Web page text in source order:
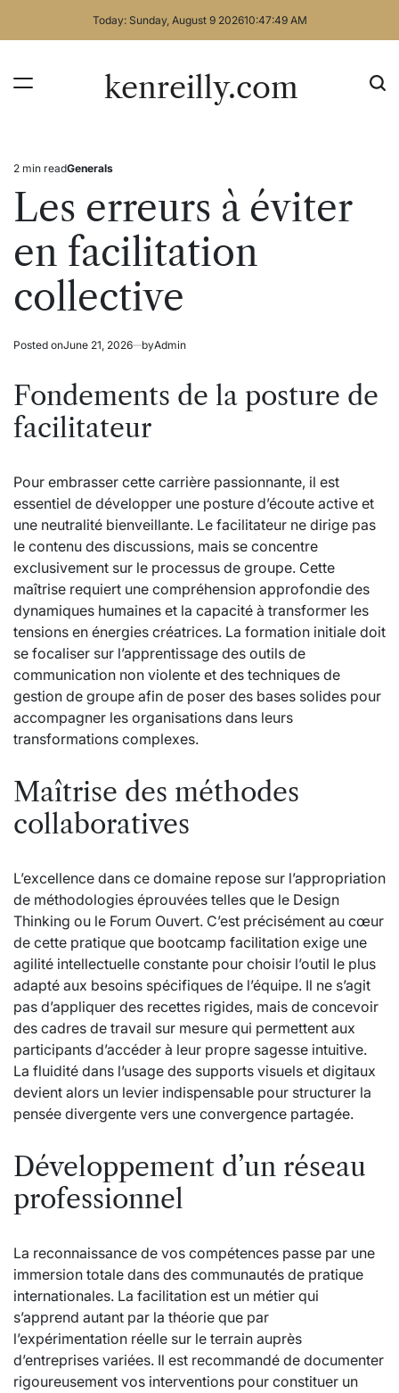
Today: Sunday, August 9 202610:47:50 AM
kenreilly.com
Estimated
read
2 min readPosted
Generals
Les erreurs à éviter
en facilitation
collective
Posted onJune 21, 2026 byAdmin
Fondements de la posture de
facilitateur
Pour embrasser cette carrière passionnante, il est
essentiel de développer une posture d’écoute active et
une neutralité bienveillante. Le facilitateur ne dirige pas
le contenu des discussions, mais se concentre
exclusivement sur le processus de groupe. Cette
maîtrise requiert une compréhension approfondie des
dynamiques humaines et la capacité à transformer les
tensions en énergies créatrices. La formation initiale doit
se focaliser sur l’apprentissage des outils de
communication non violente et des techniques de
gestion de groupe afin de poser des bases solides pour
accompagner les organisations dans leurs
transformations complexes.
Maîtrise des méthodes
collaboratives
L’excellence dans ce domaine repose sur l’appropriation
de méthodologies éprouvées telles que le Design
Thinking ou le Forum Ouvert. C’est précisément au cœur
de cette pratique que bootcamp facilitation exige une
agilité intellectuelle constante pour choisir l’outil le plus
adapté aux besoins spécifiques de l’équipe. Il ne s’agit
pas d’appliquer des recettes rigides, mais de concevoir
des cadres de travail sur mesure qui permettent aux
participants d’accéder à leur propre sagesse intuitive.
La fluidité dans l’usage des supports visuels et digitaux
devient alors un levier indispensable pour structurer la
pensée divergente vers une convergence partagée.
Développement d’un réseau
professionnel
La reconnaissance de vos compétences passe par une
immersion totale dans des communautés de pratique
internationales. La facilitation est un métier qui
s’apprend autant par la théorie que par
l’expérimentation réelle sur le terrain auprès
d’entreprises variées. Il est recommandé de documenter
rigoureusement vos interventions pour constituer un